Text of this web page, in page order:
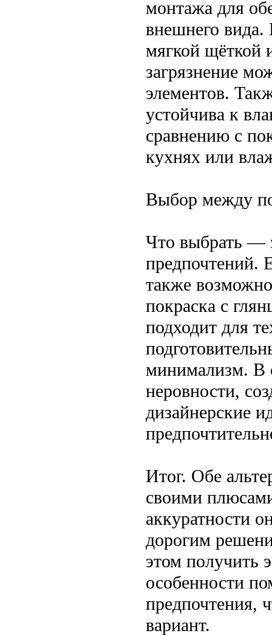
монтажа для
внешнего вида.
мягкой щёткой
загрязнение
элементов.
устойчива к
сравнению с
кухнях или
Выбор между
Что выбрать —
предпочтений.
также
покраска с
подходит для
минимализм. В
неровности,
дизайнерские
Итог. Обе
своими
аккуратности
дорогим
этом получить
особенности
предпочтения,
вариант.